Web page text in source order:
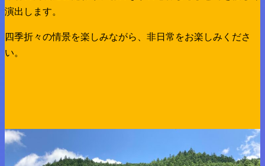
演出します。
四季折々の情景を楽しみながら、非日常をお楽しみくださ
い。